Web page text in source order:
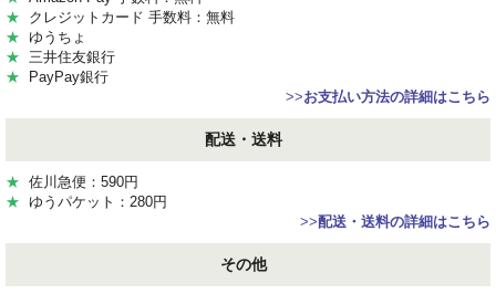
★ クレジットカード 手数料：無料
★ ゆうちょ
★ 三井住友銀行
★ PayPay銀行
>>お支払い方法の詳細はこちら
配送・送料
★ 佐川急便：590円
★ ゆうパケット：280円
>>配送・送料の詳細はこちら
その他